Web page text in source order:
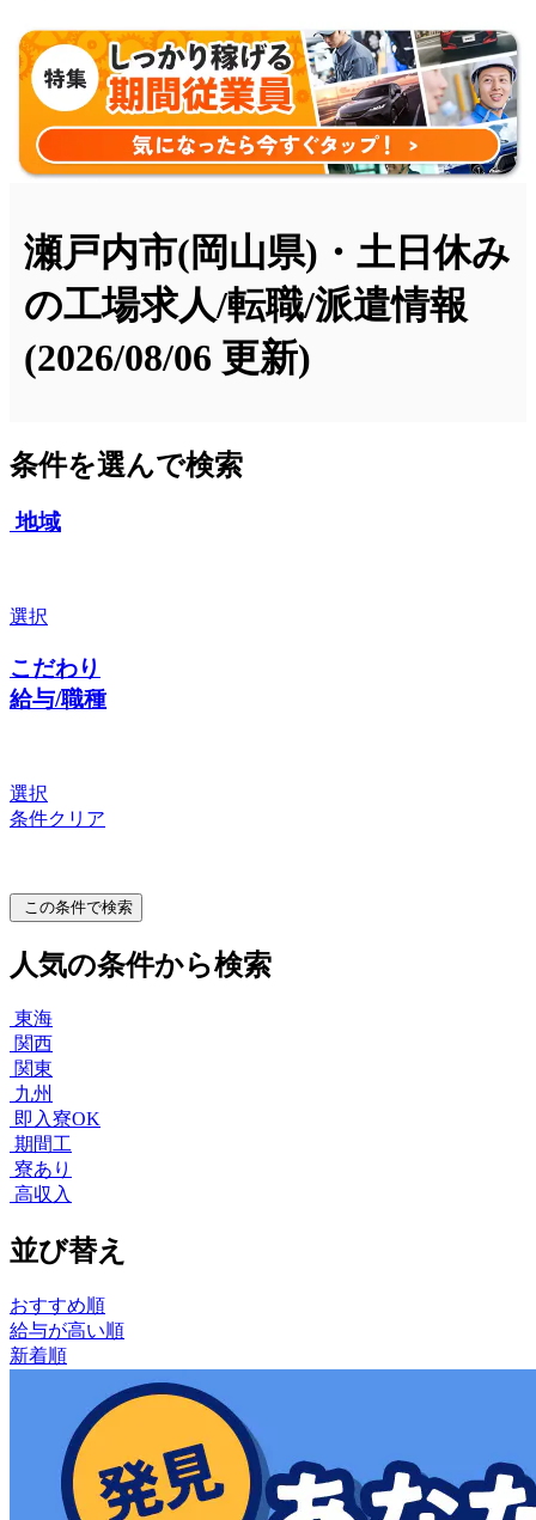
瀬戸内市(岡山県)・土日休み
の工場求人/転職/派遣情報
(2026/08/06 更新)
条件を選んで検索
地域
選択
こだわり
給与/職種
選択
条件クリア
この条件で検索
人気の条件から検索
東海
関西
関東
九州
即入寮OK
期間工
寮あり
高収入
並び替え
おすすめ順
給与が高い順
新着順